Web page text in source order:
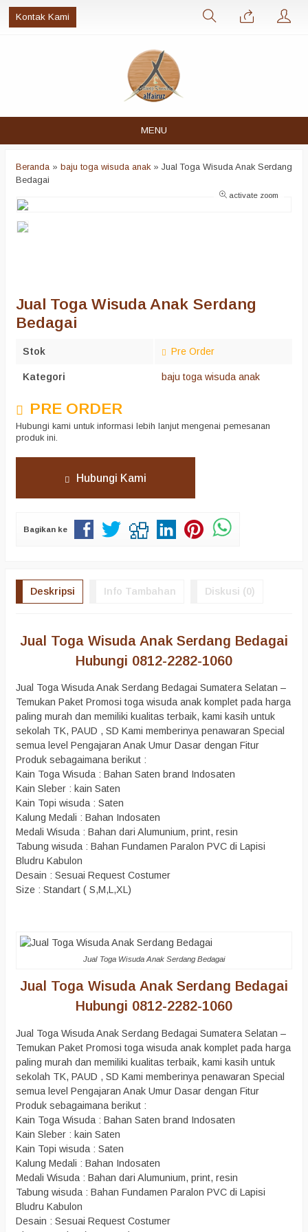
Kontak Kami
MENU
Beranda » baju toga wisuda anak» Jual Toga Wisuda Anak Serdang
Bedagai
activate zoom
Jual Toga Wisuda Anak Serdang
Bedagai
Stok Pre Order
Kategori baju toga wisuda anak
PRE ORDER
Hubungi kami untuk informasi lebih lanjut mengenai pemesanan
produk ini.
Hubungi Kami
Bagikan ke
Deskripsi Info Tambahan Diskusi (0)
Jual Toga Wisuda Anak Serdang Bedagai
Hubungi 0812-2282-1060
Jual Toga Wisuda Anak Serdang Bedagai Sumatera Selatan –
Temukan Paket Promosi toga wisuda anak komplet pada harga
paling murah dan memiliki kualitas terbaik, kami kasih untuk
sekolah TK, PAUD , SD Kami memberinya penawaran Special
semua level Pengajaran Anak Umur Dasar dengan Fitur
Produk sebagaimana berikut :
Kain Toga Wisuda : Bahan Saten brand Indosaten
Kain Sleber : kain Saten
Kain Topi wisuda : Saten
Kalung Medali : Bahan Indosaten
Medali Wisuda : Bahan dari Alumunium, print, resin
Tabung wisuda : Bahan Fundamen Paralon PVC di Lapisi
Bludru Kabulon
Desain : Sesuai Request Costumer
Size : Standart ( S,M,L,XL)
Jual Toga Wisuda Anak Serdang Bedagai
Jual Toga Wisuda Anak Serdang Bedagai
Hubungi 0812-2282-1060
Jual Toga Wisuda Anak Serdang Bedagai Sumatera Selatan –
Temukan Paket Promosi toga wisuda anak komplet pada harga
paling murah dan memiliki kualitas terbaik, kami kasih untuk
sekolah TK, PAUD , SD Kami memberinya penawaran Special
semua level Pengajaran Anak Umur Dasar dengan Fitur
Produk sebagaimana berikut :
Kain Toga Wisuda : Bahan Saten brand Indosaten
Kain Sleber : kain Saten
Kain Topi wisuda : Saten
Kalung Medali : Bahan Indosaten
Medali Wisuda : Bahan dari Alumunium, print, resin
Tabung wisuda : Bahan Fundamen Paralon PVC di Lapisi
Bludru Kabulon
Desain : Sesuai Request Costumer